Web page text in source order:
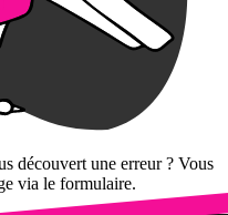
découvert une erreur ? Vous
via le formulaire.